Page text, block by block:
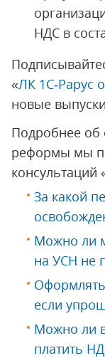
НДС в
«ЛК 1С‑Рарус
новые
Подробнее об
реформы мы
консультаций
За какой
Можно ли
на УСН не
Оформлять
если
Можно ли
платить